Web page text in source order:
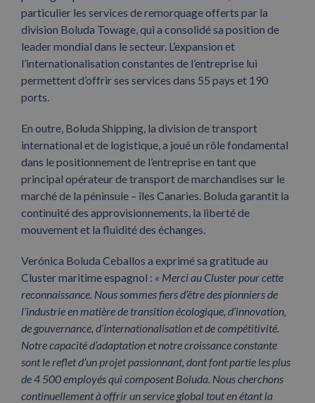
particulier les services de remorquage offerts par la
division Boluda Towage, qui a consolidé sa position de
leader mondial dans le secteur. L’expansion et
l’internationalisation constantes de l’entreprise lui
permettent d’offrir ses services dans 55 pays et 190
ports.
En outre, Boluda Shipping, la division de transport
international et de logistique, a joué un rôle fondamental
dans le positionnement de l’entreprise en tant que
principal opérateur de transport de marchandises sur le
marché de la péninsule – îles Canaries. Boluda garantit la
continuité des approvisionnements, la liberté de
mouvement et la fluidité des échanges.
Verónica Boluda Ceballos a exprimé sa gratitude au
Cluster maritime espagnol : « Merci au Cluster pour cette
reconnaissance. Nous sommes fiers d’être des pionniers de
l’industrie en matière de transition écologique, d’innovation,
de gouvernance, d’internationalisation et de compétitivité.
Notre capacité d’adaptation et notre croissance constante
sont le reflet d’un projet passionnant, dont font partie les plus
de 4 500 employés qui composent Boluda. Nous cherchons
continuellement à offrir un service global tout en étant la